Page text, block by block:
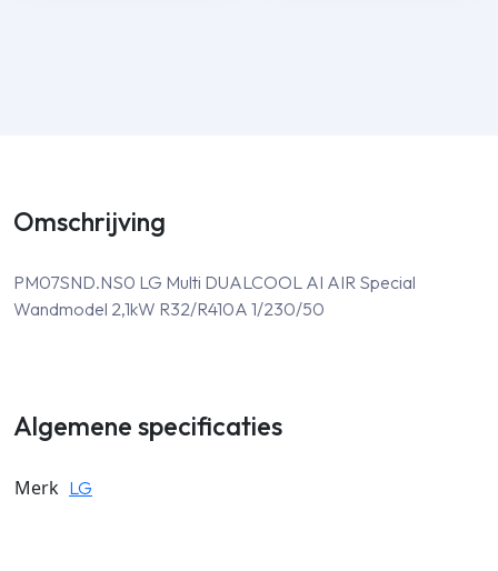
Omschrijving
PM07SND.NS0 LG Multi DUALCOOL AI AIR Special
Wandmodel 2,1kW R32/R410A 1/230/50
Algemene specificaties
Merk LG